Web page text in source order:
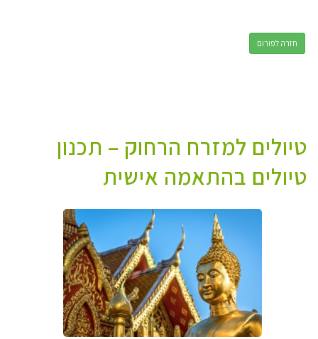
חזרה לפורום
טיולים למזרח הרחוק – תכנון
טיולים בהתאמה אישית